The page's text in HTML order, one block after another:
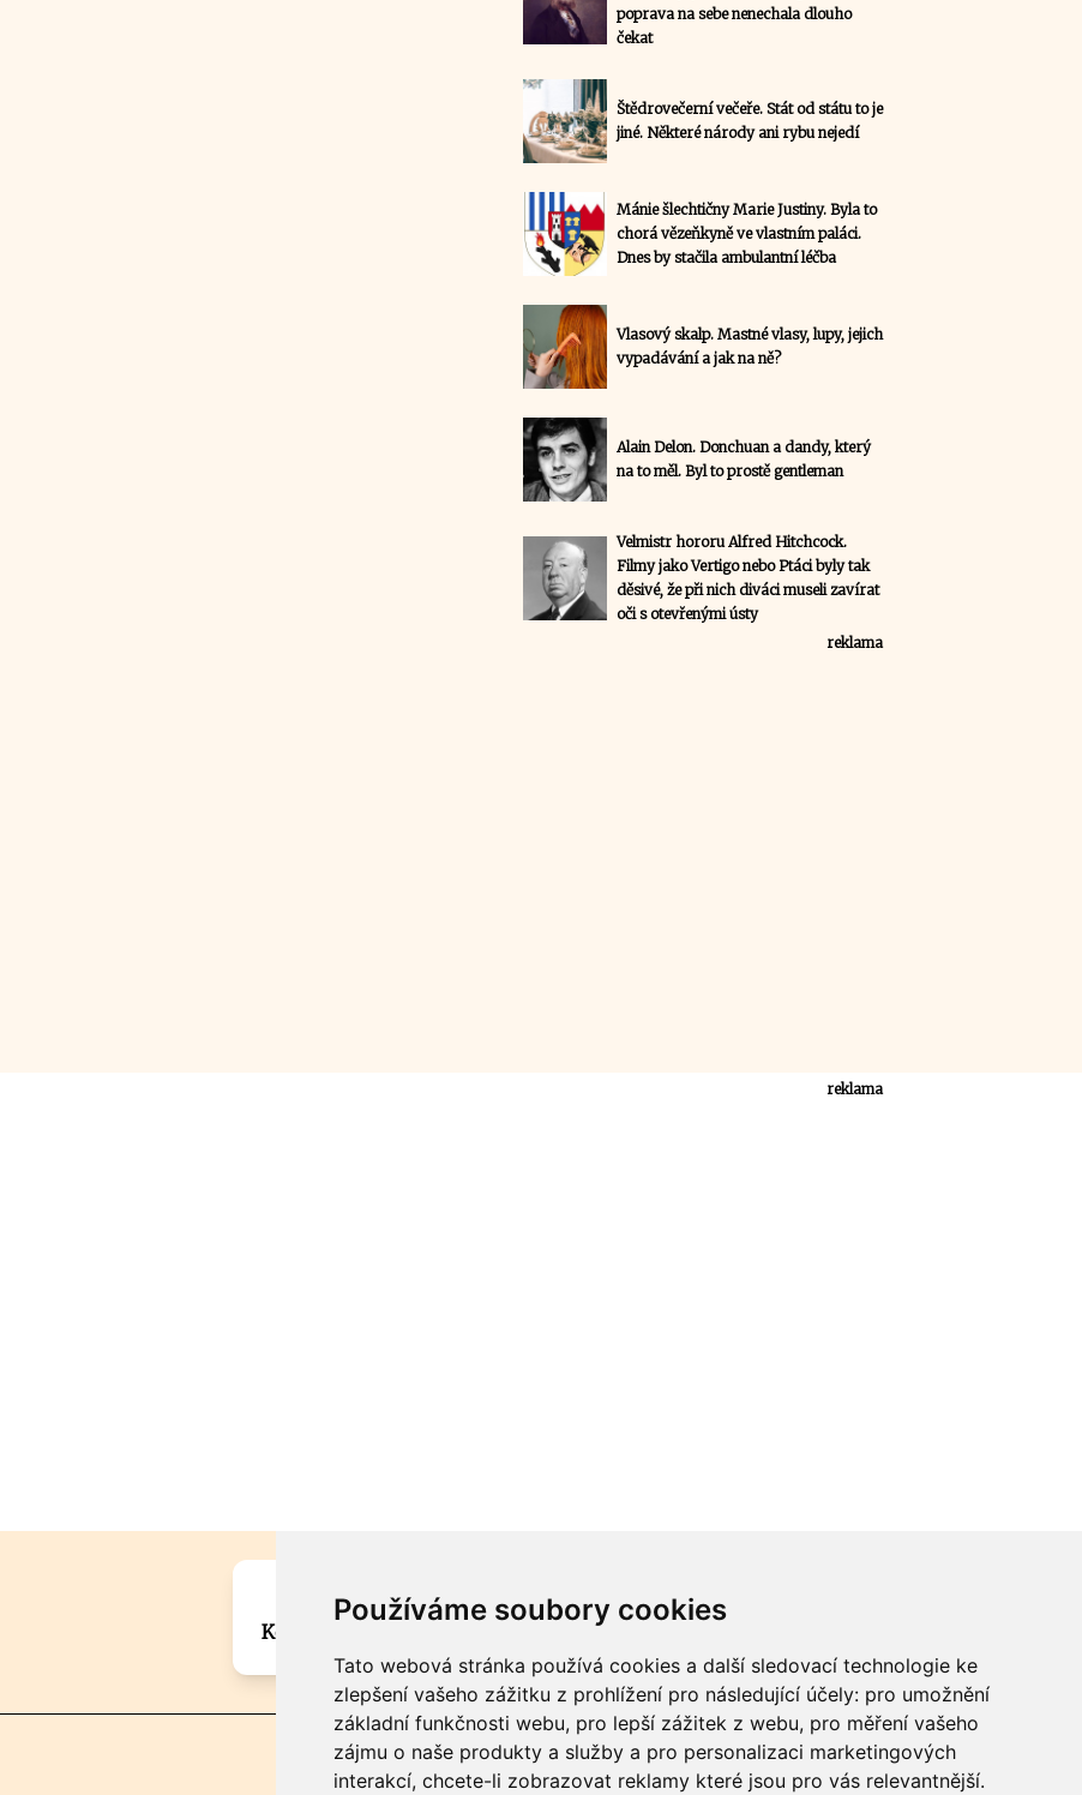
Používáme soubory cookies
Tato webová stránka používá cookies a další sledovací technologie ke
zlepšení vašeho zážitku z prohlížení pro následující účely: pro umožnění
základní funkčnosti webu, pro lepší zážitek z webu, pro měření vašeho
zájmu o naše produkty a služby a pro personalizaci marketingových
interakcí, chcete-li zobrazovat reklamy které jsou pro vás relevantnější.
poprava na sebe nenechala dlouho
čekat
Štědrovečerní večeře. Stát od státu to je
jiné. Některé národy ani rybu nejedí
Mánie šlechtičny Marie Justiny. Byla to
chorá vězeňkyně ve vlastním paláci.
Dnes by stačila ambulantní léčba
Vlasový skalp. Mastné vlasy, lupy, jejich
vypadávání a jak na ně?
Alain Delon. Donchuan a dandy, který
na to měl. Byl to prostě gentleman
Velmistr hororu Alfred Hitchcock.
Filmy jako Vertigo nebo Ptáci byly tak
děsivé, že při nich diváci museli zavírat
oči s otevřenými ústy
reklama
reklama
Máte zajímavou informaci? Chcete spolupracovat?
Kontaktujte šéfredaktora Martina Chalupu: